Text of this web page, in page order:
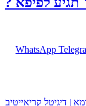
WhatsApp
| דיגיטל קריאייטיב